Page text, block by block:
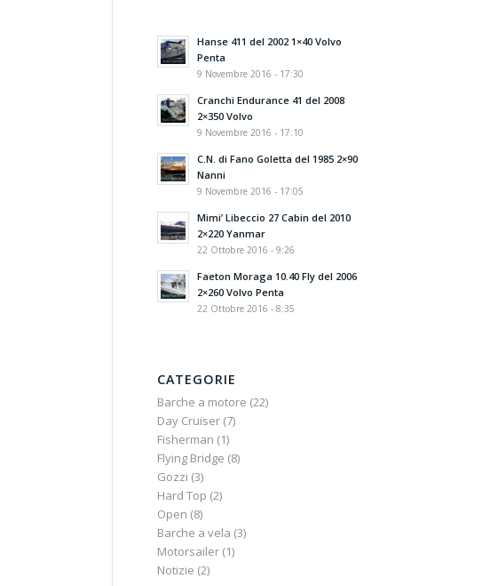
Hanse 411 del 2002 1×40 Volvo
Penta
9 Novembre 2016 - 17:30
Cranchi Endurance 41 del 2008
2×350 Volvo
9 Novembre 2016 - 17:10
C.N. di Fano Goletta del 1985 2×90
Nanni
9 Novembre 2016 - 17:05
Mimi’ Libeccio 27 Cabin del 2010
2×220 Yanmar
22 Ottobre 2016 - 9:26
Faeton Moraga 10.40 Fly del 2006
2×260 Volvo Penta
22 Ottobre 2016 - 8:35
CATEGORIE
Barche a motore (22)
Day Cruiser(7)
Fisherman (1)
Flying Bridge (8)
Gozzi (3)
Hard Top (2)
Open (8)
Barche a vela (3)
Motorsailer(1)
Notizie (2)